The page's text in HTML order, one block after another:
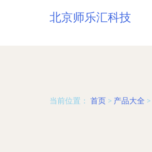
北京师乐汇科技
当前位置： 首页 > 产品大全 >